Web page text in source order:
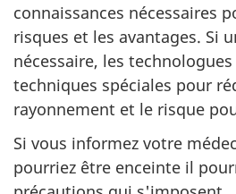
connaissances nécessaires
risques et les avantages. Si
nécessaire, les
techniques spéciales pour
rayonnement et le risque
Si vous informez votre
pourriez être enceinte il